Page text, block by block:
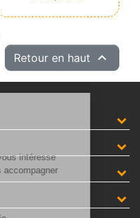
Retour en haut 
site vous intéresse
accompagner